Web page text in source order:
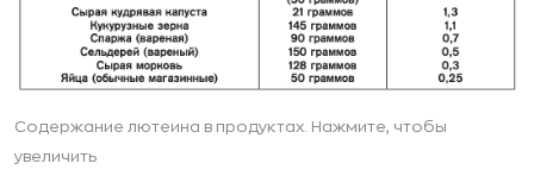
Содержание лютеина в продуктах. Нажмите, чтобы
увеличить